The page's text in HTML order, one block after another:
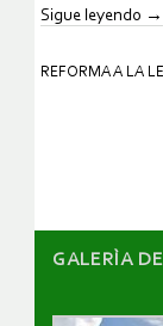
Sigue leyendo →
REFORMA A LA
GALERÌA